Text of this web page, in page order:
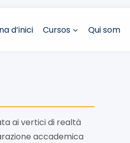
d’inici Cursos Qui som
ai vertici di realtà
accademica